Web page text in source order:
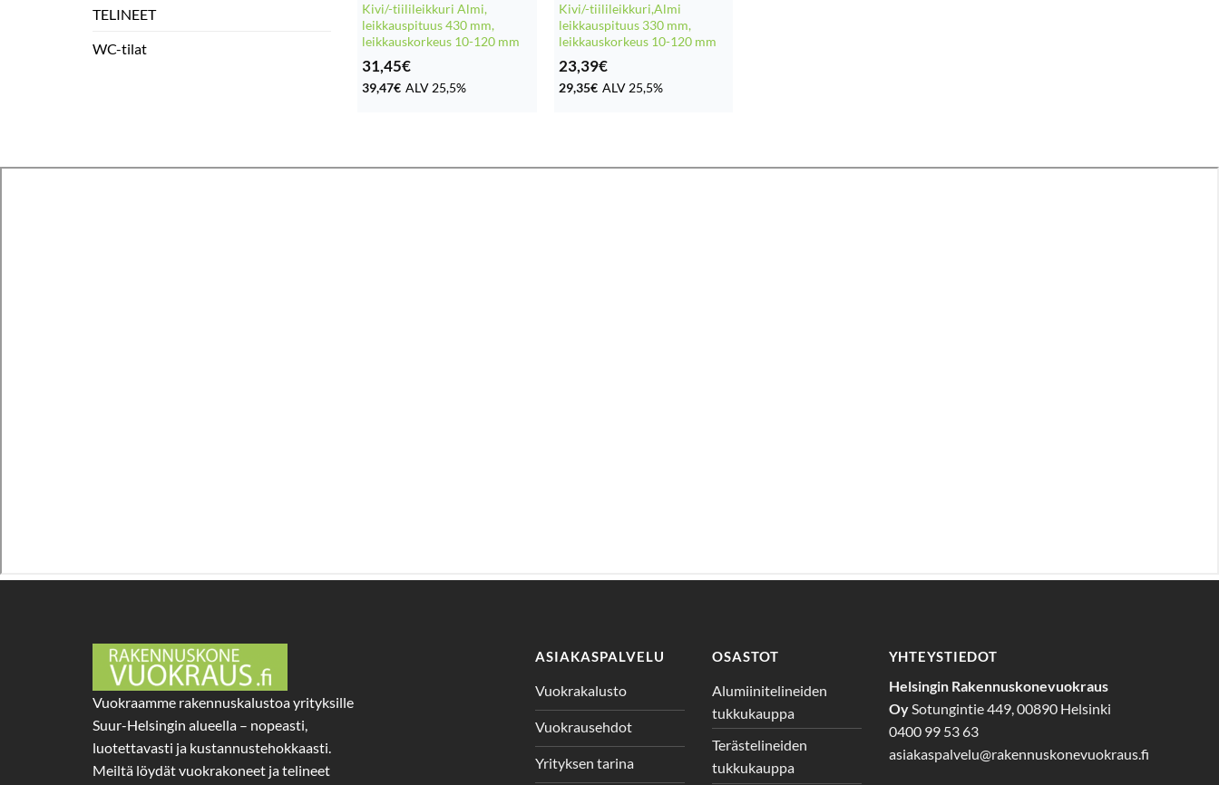
TELINEET
WC-tilat
Kivi/-tiilileikkuri Almi,
leikkauspituus 430 mm,
leikkauskorkeus 10-120 mm
31,45€
39,47€ ALV 25,5%
Kivi/-tiilileikkuri,Almi
leikkauspituus 330 mm,
leikkauskorkeus 10-120 mm
23,39€
29,35€ ALV 25,5%
Vuokraamme rakennuskalustoa yrityksille
Suur-Helsingin alueella – nopeasti,
luotettavasti ja kustannustehokkaasti.
Meiltä löydät vuokrakoneet ja telineet
ASIAKASPALVELU
Vuokrakalusto
Vuokrausehdot
Yrityksen tarina
OSASTOT
Alumiinitelineiden
tukkukauppa
Terästelineiden
tukkukauppa
YHTEYSTIEDOT
Helsingin Rakennuskonevuokraus
Oy Sotungintie 449, 00890 Helsinki
0400 99 53 63
asiakaspalvelu@rakennuskonevuokraus.fi